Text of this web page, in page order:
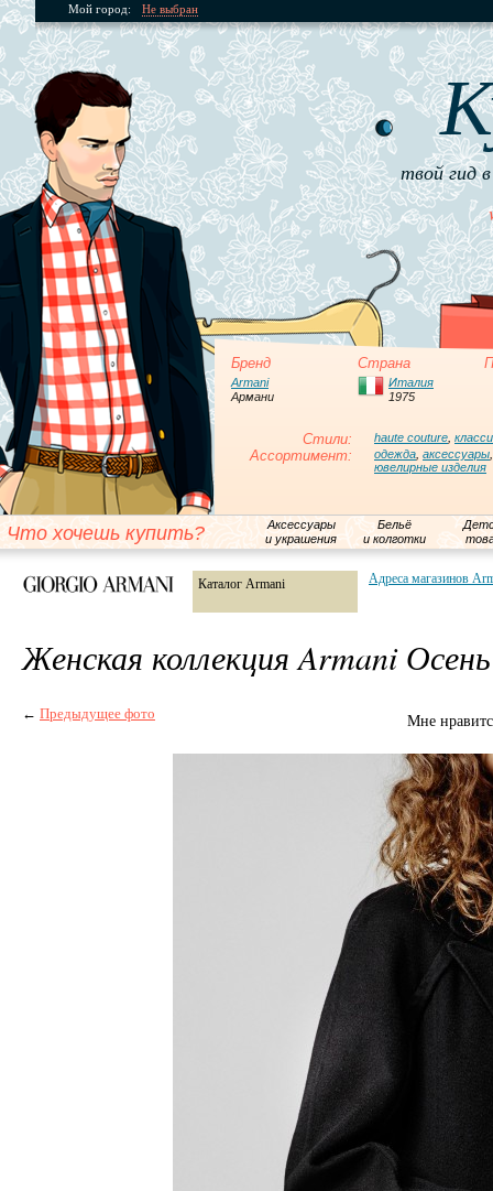
Мой город: Не выбран
твой гид
Бренд Страна
Armani
Армани
Италия
1975
Стили: haute couture
Ассортимент: одежда аксессуары
ювелирные изделия
Что хочешь купить?
Аксессуары
и украшения
Бельё
и колготки
Каталог Armani Адреса магазинов
Женская коллекция Armani
← Предыдущее фото Мне